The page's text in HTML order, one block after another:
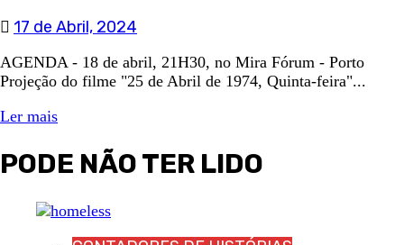
17 de Abril, 2024
AGENDA - 18 de abril, 21H30, no Mira Fórum - Porto
Projeção do filme "25 de Abril de 1974, Quinta-feira"...
Ler mais
PODE NÃO TER LIDO